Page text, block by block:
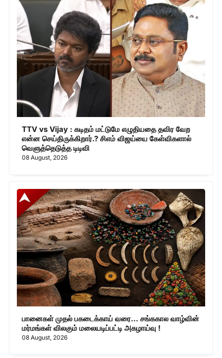
TTV vs Vijay : கடிதம் மட்டுமே எழுதியதை தவிர வேற
என்ன செய்திருக்கிறார்.? சிஎம் விஜய்யை கேள்விகளால்
வெளுத்தெடுத்த டிடிவி
08 August, 2026
பானைகள் முதல் பகடைக்காய் வரை... சங்ககால வாழ்வின்
மர்மங்கள் விலகும் மலையடிப்பட்டி அகழாய்வு !
08 August, 2026